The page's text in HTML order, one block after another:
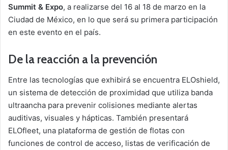
Summit & Expo, a realizarse del 16 al 18 de marzo en la
Ciudad de México, en lo que será su primera participación
en este evento en el país.
De la reacción a la prevención
Entre las tecnologías que exhibirá se encuentra ELOshield,
un sistema de detección de proximidad que utiliza banda
ultraancha para prevenir colisiones mediante alertas
auditivas, visuales y hápticas. También presentará
ELOfleet, una plataforma de gestión de flotas con
funciones de control de acceso, listas de verificación de